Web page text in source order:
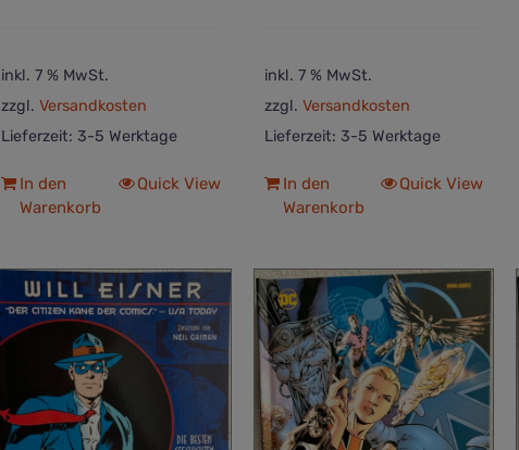
inkl. 7 % MwSt.
zzgl. Versandkosten
Lieferzeit: 3-5 Werktage
In den
Warenkorb
Quick View
inkl. 7 % MwSt.
zzgl. Versandkosten
Lieferzeit: 3-5 Werktage
In den
Warenkorb
Quick View